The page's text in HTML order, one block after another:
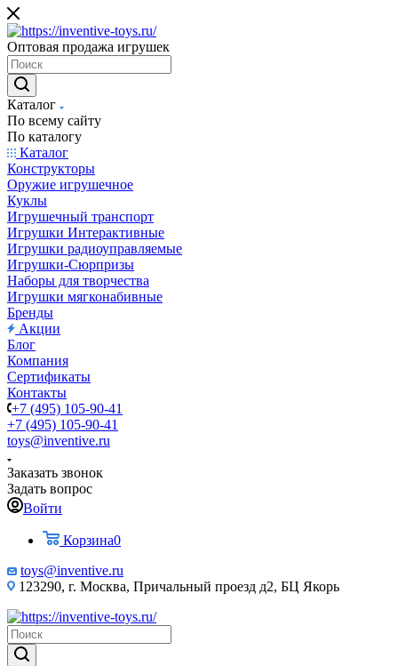
Оптовая продажа игрушек
Каталог
По всему сайту
По каталогу
Каталог
Конструкторы
Оружие игрушечное
Куклы
Игрушечный транспорт
Игрушки Интерактивные
Игрушки радиоуправляемые
Игрушки-Сюрпризы
Наборы для творчества
Игрушки мягконабивные
Бренды
Акции
Блог
Компания
Сертификаты
Контакты
+7 (495) 105-90-41
+7 (495) 105-90-41
toys@inventive.ru
Заказать звонок
Задать вопрос
Войти
Корзина0
toys@inventive.ru
123290, г. Москва, Причальный проезд д2, БЦ Якорь